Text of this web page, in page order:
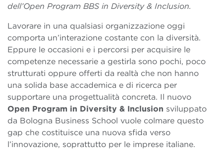
dell’Open Program BBS in Diversity & Inclusion.
Lavorare in una qualsiasi organizzazione oggi
comporta un’interazione costante con la diversità.
Eppure le occasioni e i percorsi per acquisire le
competenze necessarie a gestirla sono pochi, poco
strutturati oppure offerti da realtà che non hanno
una solida base accademica e di ricerca per
supportare una progettualità concreta. Il nuovo
Open Program in Diversity & Inclusion sviluppato
da Bologna Business School vuole colmare questo
gap che costituisce una nuova sfida verso
l’innovazione, soprattutto per le imprese italiane.